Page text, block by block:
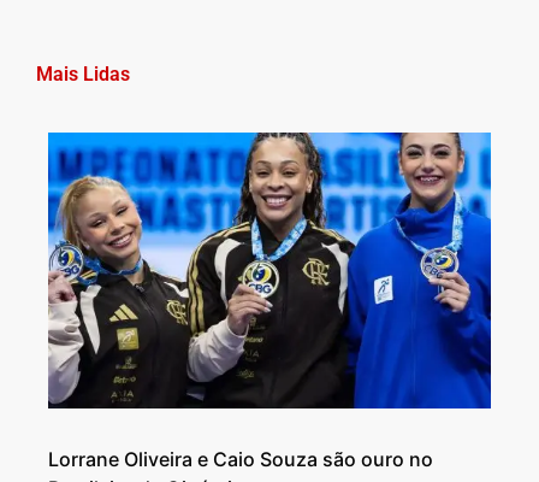
Mais Lidas
Lorrane Oliveira e Caio Souza são ouro no